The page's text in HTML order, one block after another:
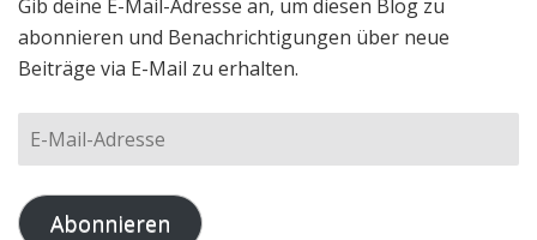
Gib deine E-Mail-Adresse an, um diesen Blog zu
abonnieren und Benachrichtigungen über neue
Beiträge via E-Mail zu erhalten.
E-
Mail-
Adresse
Abonnieren